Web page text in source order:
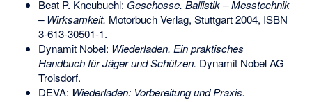
Beat P. Kneubuehl: Geschosse. Ballistik – Messtechnik
– Wirksamkeit. Motorbuch Verlag, Stuttgart 2004, ISBN
3-613-30501-1.
Dynamit Nobel: Wiederladen. Ein praktisches
Handbuch für Jäger und Schützen. Dynamit Nobel AG
Troisdorf.
DEVA: Wiederladen: Vorbereitung und Praxis.